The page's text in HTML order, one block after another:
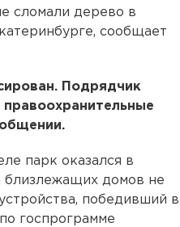
сломали дерево в
сообщает
Подрядчик
правоохранительные
парк оказался в
близлежащих домов не
победивший в
госпрограмме